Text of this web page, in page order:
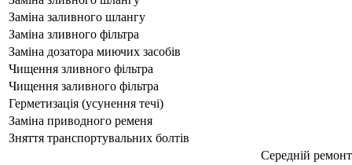
Заміна заливного шлангу
Заміна зливного фільтра
Заміна дозатора миючих засобів
Чищення зливного фільтра
Чищення заливного фільтра
Герметизація (усунення течі)
Заміна приводного ременя
Зняття транспортувальних болтів
Середній